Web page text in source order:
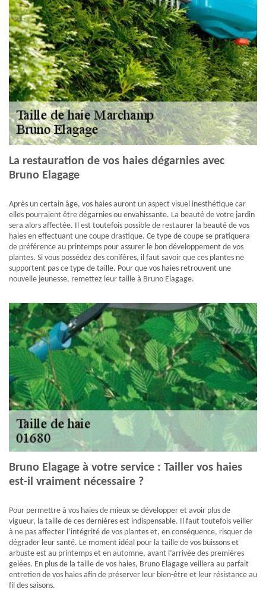
La restauration de vos haies dégarnies avec
Bruno Elagage
Après un certain âge, vos haies auront un aspect visuel inesthétique car
elles pourraient être dégarnies ou envahissante. La beauté de votre jardin
sera alors affectée. Il est toutefois possible de restaurer la beauté de vos
haies en effectuant une coupe drastique. Ce type de coupe se pratiquera
de préférence au printemps pour assurer le bon développement de vos
plantes. Si vous possédez des conifères, il faut savoir que ces plantes ne
supportent pas ce type de taille. Pour que vos haies retrouvent une
nouvelle jeunesse, remettez leur taille à Bruno Elagage.
Bruno Elagage à votre service : Tailler vos haies
est-il vraiment nécessaire ?
Pour permettre à vos haies de mieux se développer et avoir plus de
vigueur, la taille de ces dernières est indispensable. Il faut toutefois veiller
à ne pas affecter l’intégrité de vos plantes et, en conséquence, risquer de
dégrader leur santé. Le moment idéal pour la taille de vos buissons et
arbuste est au printemps et en automne, avant l’arrivée des premières
gelées. En plus de la taille de vos haies, Bruno Elagage veillera au parfait
entretien de vos haies afin de préserver leur bien-être et leur résistance au
fil des saisons.